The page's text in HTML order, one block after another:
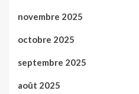
novembre 2025
octobre 2025
septembre 2025
août 2025